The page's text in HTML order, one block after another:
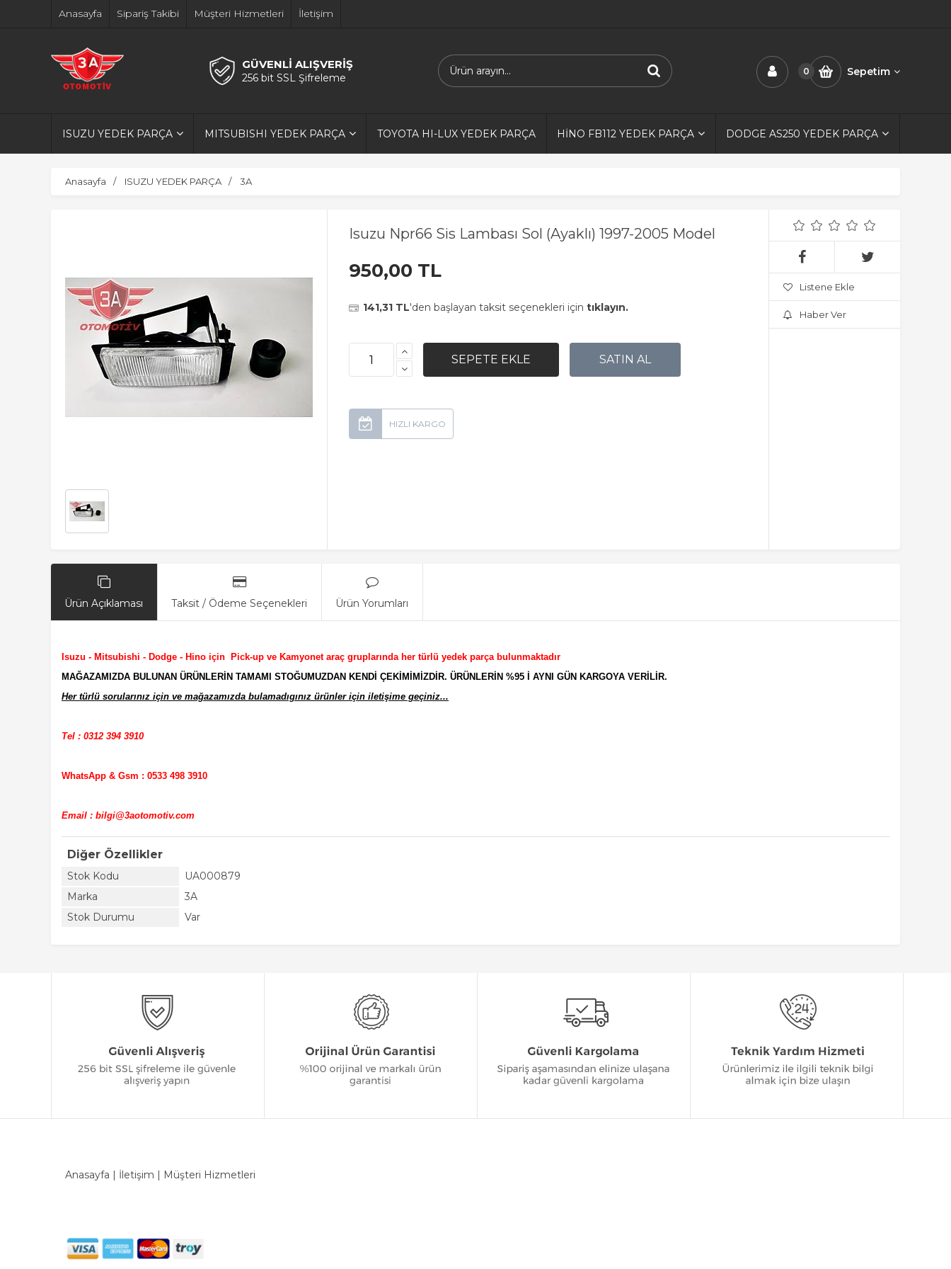
Anasayfa Sipariş Takibi Müşteri Hizmetleri İletişim
GÜVENLİ ALIŞVERİŞ
256 bit SSL Şifreleme
0 Sepetim
ISUZU YEDEK PARÇA MITSUBISHI YEDEK PARÇA TOYOTA HI-LUX YEDEK PARÇA HİNO FB112 YEDEK PARÇA DODGE AS250 YEDEK PARÇA
Anasayfa ISUZU YEDEK PARÇA 3A
Isuzu Npr66 Sis Lambası Sol (Ayaklı) 1997-2005 Model
950,00 TL
141,31 TL'den başlayan taksit seçenekleri için tıklayın.
Listene Ekle
Haber Ver
Ürün Açıklaması Taksit / Ödeme Seçenekleri Ürün Yorumları
Isuzu - Mitsubishi - Dodge - Hino için Pick-up ve Kamyonet araç gruplarında her türlü yedek parça bulunmaktadır
MAĞAZAMIZDA BULUNAN ÜRÜNLERİN TAMAMI STOĞUMUZDAN KENDİ ÇEKİMİMİZDİR. ÜRÜNLERİN %95 İ AYNI GÜN KARGOYA VERİLİR.
Her türlü sorularınız için ve mağazamızda bulamadıgınız ürünler için iletişime geçiniz...
Tel : 0312 394 3910
WhatsApp & Gsm : 0533 498 3910
Email : bilgi@3aotomotiv.com
Diğer Özellikler
Stok Kodu
UA000879
Marka
3A
Stok Durumu
Var
Anasayfa | İletişim | Müşteri Hizmetleri